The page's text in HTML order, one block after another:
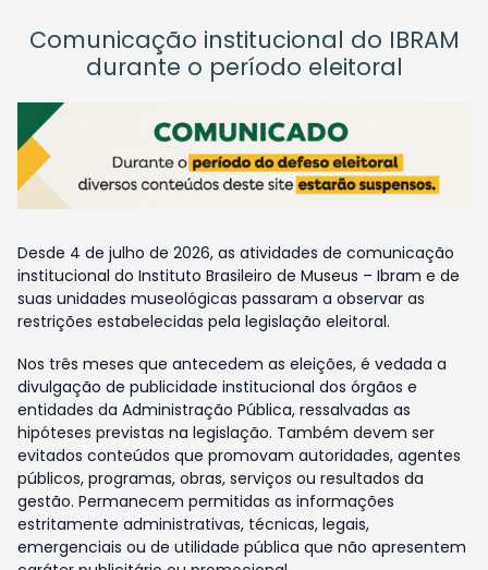
Comunicação institucional do IBRAM
durante o período eleitoral
Desde 4 de julho de 2026, as atividades de comunicação
institucional do Instituto Brasileiro de Museus – Ibram e de
suas unidades museológicas passaram a observar as
restrições estabelecidas pela legislação eleitoral.
Nos três meses que antecedem as eleições, é vedada a
divulgação de publicidade institucional dos órgãos e
entidades da Administração Pública, ressalvadas as
hipóteses previstas na legislação. Também devem ser
evitados conteúdos que promovam autoridades, agentes
públicos, programas, obras, serviços ou resultados da
gestão. Permanecem permitidas as informações
estritamente administrativas, técnicas, legais,
emergenciais ou de utilidade pública que não apresentem